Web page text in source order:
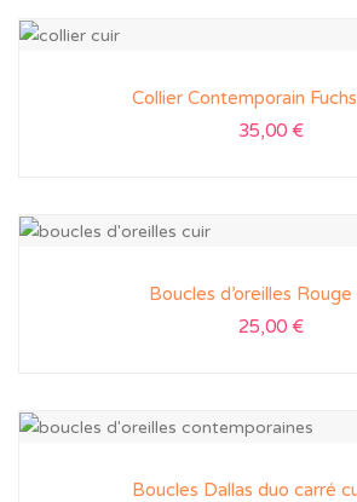
Collier Contemporain
35,00 €
Boucles d’oreilles
25,00 €
Boucles Dallas duo carré